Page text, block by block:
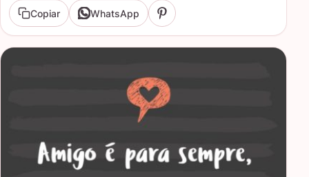
Copiar WhatsApp